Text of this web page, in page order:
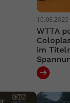
10.08.2025
WTTA
im